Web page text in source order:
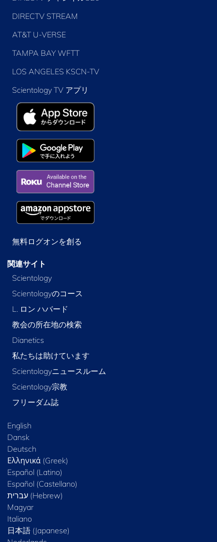
DIRECTV STREAM
AT&T U-VERSE
TAMPA BAY WFTT
LOS ANGELES KSCN-TV
Scientology TV アプリ
無料ログオンを創る
関連サイト
Scientology
Scientologyのコース
L. ロン ハバード
教会の所在地の検索
Dianetics
私たちは助けています
Scientologyニュースルーム
Scientology宗教
フリーダム誌
English
Dansk
Deutsch
Ελληνικά (Greek)
Español (Latino)
Español (Castellano)
Magyar
Italiano
日本語 (Japanese)